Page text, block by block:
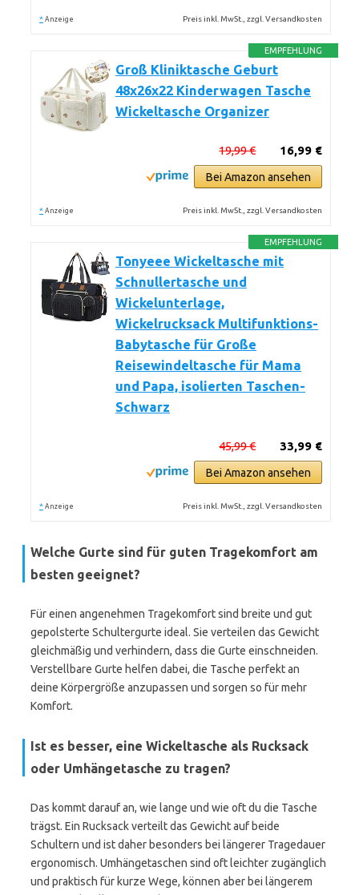
* Anzeige Preis inkl. MwSt., zzgl. Versandkosten
EMPFEHLUNG
Groß Kliniktasche Geburt
48x26x22 Kinderwagen Tasche
Wickeltasche Organizer
16,99 €
19,99 €
Bei Amazon ansehen
* Anzeige Preis inkl. MwSt., zzgl. Versandkosten
EMPFEHLUNG
Tonyeee Wickeltasche mit
Schnullertasche und
Wickelunterlage,
Wickelrucksack Multifunktions-
Babytasche für Große
Reisewindeltasche für Mama
und Papa, isolierten Taschen-
Schwarz
33,99 €
45,99 €
Bei Amazon ansehen
* Anzeige Preis inkl. MwSt., zzgl. Versandkosten
Welche Gurte sind für guten Tragekomfort am
besten geeignet?
Für einen angenehmen Tragekomfort sind breite und gut
gepolsterte Schultergurte ideal. Sie verteilen das Gewicht
gleichmäßig und verhindern, dass die Gurte einschneiden.
Verstellbare Gurte helfen dabei, die Tasche perfekt an
deine Körpergröße anzupassen und sorgen so für mehr
Komfort.
Ist es besser, eine Wickeltasche als Rucksack
oder Umhängetasche zu tragen?
Das kommt darauf an, wie lange und wie oft du die Tasche
trägst. Ein Rucksack verteilt das Gewicht auf beide
Schultern und ist daher besonders bei längerer Tragedauer
ergonomisch. Umhängetaschen sind oft leichter zugänglich
und praktisch für kurze Wege, können aber bei längerem